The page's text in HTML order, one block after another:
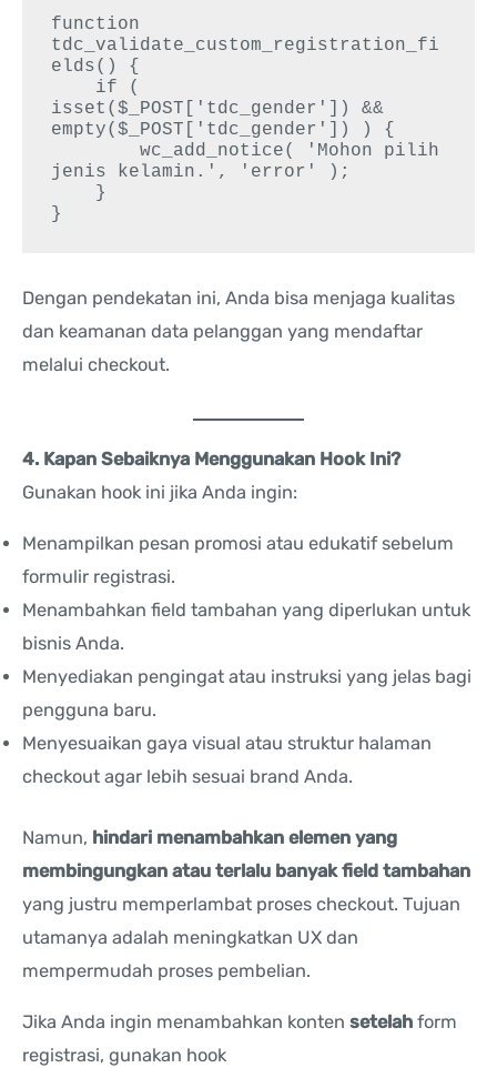
function
tdc_validate_custom_registration_fi
elds() {
isset($_POST['tdc_gender']) &&
empty($_POST['tdc_gender']) ) {
        wc_add_notice( 'Mohon pilih
jenis kelamin.', 'error' );
Dengan pendekatan ini, Anda bisa menjaga kualitas
dan keamanan data pelanggan yang mendaftar
melalui checkout.
4. Kapan Sebaiknya Menggunakan Hook Ini?
Gunakan hook ini jika Anda ingin:
Menampilkan pesan promosi atau edukatif sebelum
formulir registrasi.
Menambahkan field tambahan yang diperlukan untuk
bisnis Anda.
Menyediakan pengingat atau instruksi yang jelas bagi
pengguna baru.
Menyesuaikan gaya visual atau struktur halaman
checkout agar lebih sesuai brand Anda.
Namun, hindari menambahkan elemen yang
membingungkan atau terlalu banyak field tambahan
yang justru memperlambat proses checkout. Tujuan
utamanya adalah meningkatkan UX dan
mempermudah proses pembelian.
Jika Anda ingin menambahkan konten setelah form
registrasi, gunakan hook